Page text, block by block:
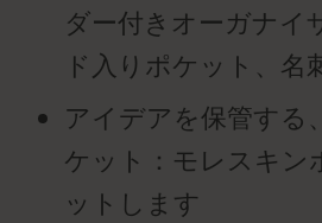
ダー付きオーガナイ
ド入りポケット、名
アイデアを保管する
ケット：モレスキン
ットします